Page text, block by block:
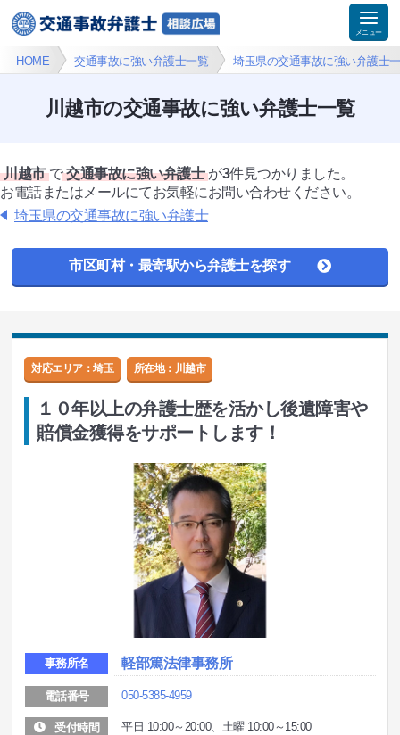
HOME 交通事故に強い弁護士一覧 埼玉県の交通事故に強い弁護士
川越市の交通事故に強い弁護士一覧
川越市 で 交通事故に強い弁護士 が3件見つかりました。
お電話またはメールにてお気軽にお問い合わせください。
埼玉県の交通事故に強い弁護士
市区町村・最寄駅から弁護士を探す
対応エリア：埼玉 所在地： 川越市
１０年以上の弁護士歴を活かし後遺障害や
賠償金獲得をサポートします！
事務所名 軽部篤法律事務所
電話番号 050-5385-4959
受付時間 平日 10:00～20:00、土曜 10:00～15:00